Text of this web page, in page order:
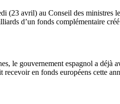
(23 avril) au Conseil des ministres
d’un fonds complémentaire
le gouvernement espagnol a déjà
en fonds européens cette